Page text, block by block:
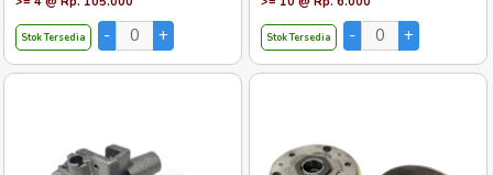
Stok Tersedia Stok Tersedia